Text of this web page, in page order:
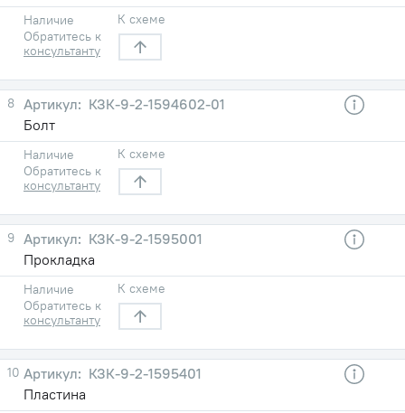
Наличие
Обратитесь к
консультанту
К схеме
8
КЗК-9-2-1594602-01
Болт
Наличие
Обратитесь к
консультанту
К схеме
9
КЗК-9-2-1595001
Прокладка
Наличие
Обратитесь к
консультанту
К схеме
10
КЗК-9-2-1595401
Пластина